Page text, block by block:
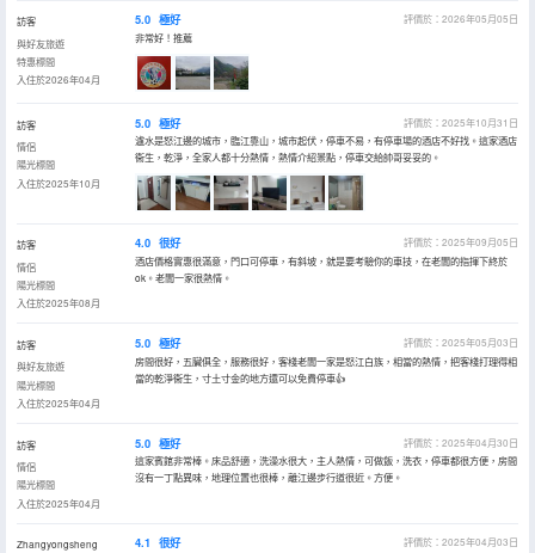
訪客
與好友旅遊
特惠標間
入住於2026年04月
5.0 極好
評價於：2026年05月05日
非常好！推薦
訪客
情侶
陽光標間
入住於2025年10月
5.0 極好
評價於：2025年10月31日
瀘水是怒江邊的城市，臨江靠山，城市起伏，停車不易，有停車場的酒店不好找。這家酒店
衞生，乾淨，全家人都十分熱情，熱情介紹景點，停車交給帥哥妥妥的。
訪客
情侶
陽光標間
入住於2025年08月
4.0 很好
評價於：2025年09月05日
酒店價格實惠很滿意，門口可停車，有斜坡，就是要考驗你的車技，在老闆的指揮下終於
ok。老闆一家很熱情。
訪客
與好友旅遊
陽光標間
入住於2025年04月
5.0 極好
評價於：2025年05月03日
房間很好，五臟俱全，服務很好，客棧老闆一家是怒江白族，相當的熱情，把客棧打理得相
當的乾淨衞生，寸土寸金的地方還可以免費停車👍
訪客
情侶
陽光標間
入住於2025年04月
5.0 極好
評價於：2025年04月30日
這家賓館非常棒。床品舒適，洗澡水很大，主人熱情，可做飯，洗衣，停車都很方便，房間
沒有一丁點異味，地理位置也很棒，離江邊步行道很近。方便。
Zhangyongsheng
4.1 很好
評價於：2025年04月03日